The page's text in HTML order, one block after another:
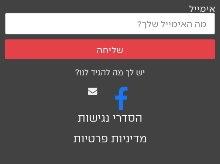
יש לך מה להגיד לנו?
הסדרי נגישות
מדיניות פרטיות
אימייל
שליחה